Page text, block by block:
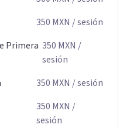
350 MXN / sesión
Primera 350 MXN /
sesión
350 MXN / sesión
350 MXN /
sesión